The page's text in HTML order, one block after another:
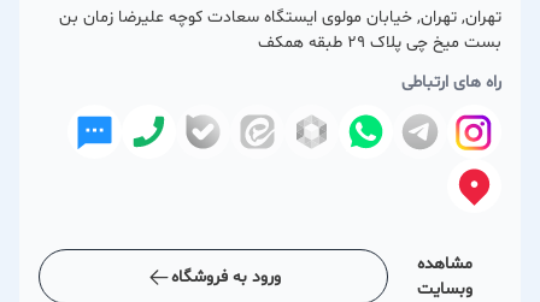
تهران, تهران, خیابان مولوی ایستگاه سعادت کوچه علیرضا زمان بن
بست میخ چی پلاک 29 طبقه همکف
راه های ارتباطی
مشاهده
وبسایت
ورود به فروشگاه